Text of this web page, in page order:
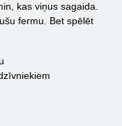
kas viņus sagaida.
fermu. Bet spēlēt